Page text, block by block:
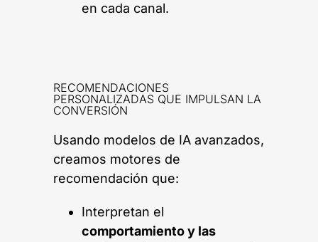
en cada canal.
RECOMENDACIONES
PERSONALIZADAS QUE IMPULSAN LA
CONVERSIÓN
Usando modelos de IA avanzados,
creamos motores de
recomendación que:
Interpretan el
comportamiento y las